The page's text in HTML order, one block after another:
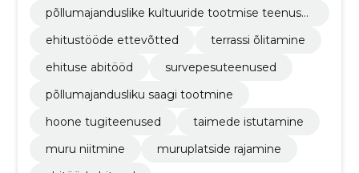
põllumajanduslike kultuuride tootmise teenuse
ehitustööde ettevõtted
terrassi õlitamine
ehituse abitööd
survepesuteenused
põllumajandusliku saagi tootmine
hoone tugiteenused
taimede istutamine
muru niitmine
muruplatside rajamine